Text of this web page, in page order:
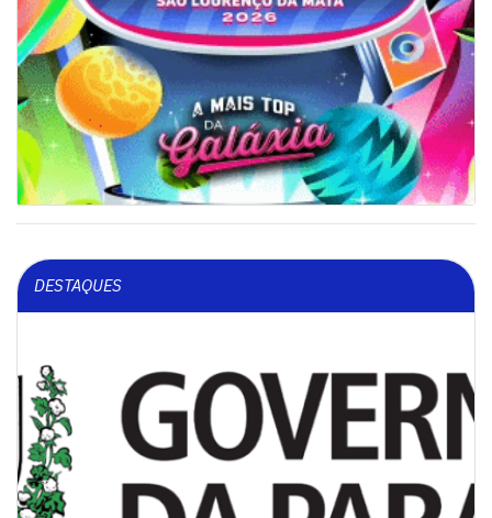
DESTAQUES